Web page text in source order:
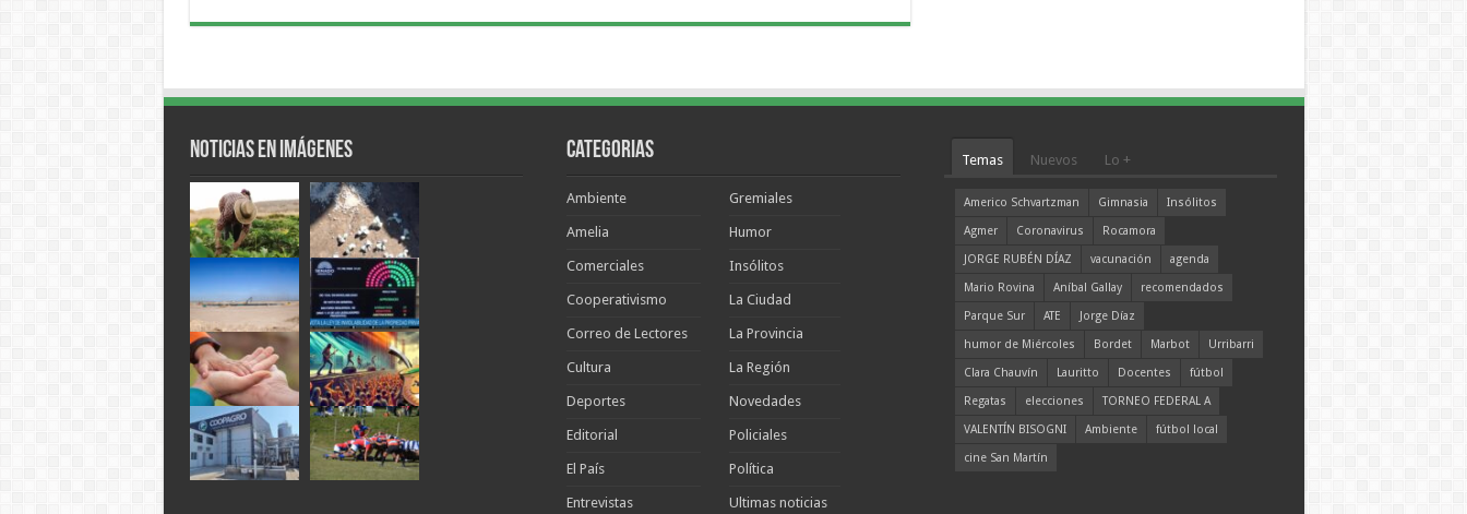
Noticias en Imágenes Categorias
Ambiente
Amelia
Comerciales
Cooperativismo
Correo de Lectores
Cultura
Deportes
Editorial
El País
Entrevistas
Gremiales
Humor
Insólitos
La Ciudad
La Provincia
La Región
Novedades
Policiales
Política
Ultimas noticias
Temas Nuevos Lo +
Americo Schvartzman Gimnasia
Insólitos
Agmer
Coronavirus
Rocamora
JORGE RUBÉN DÍAZ
vacunación
agenda
Mario Rovina
Aníbal Gallay
recomendados
Parque Sur
ATE
Jorge Díaz
humor de Miércoles
Bordet Marbot
Urribarri
Clara Chauvín
Lauritto Docentes
fútbol
Regatas
elecciones
TORNEO FEDERAL A
VALENTÍN BISOGNI
Ambiente
fútbol local
cine San Martín